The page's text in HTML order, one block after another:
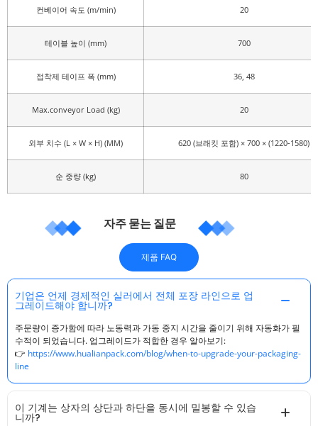
컨베이어 속도 (m/min) 20
테이블 높이 (mm) 700
접착제 테이프 폭 (mm) 36, 48
Max.conveyor Load (kg) 20
외부 치수 (L × W × H) (MM) 620 (브래킷 포함) × 700 × (1220-1580)
순 중량 (kg) 80
자주 묻는 질문
제품 FAQ
기업은 언제 경제적인 실러에서 전체 포장 라인으로 업
그레이드해야 합니까?
주문량이 증가함에 따라 노동력과 가동 중지 시간을 줄이기 위해 자동화가 필
수적이 되었습니다. 업그레이드가 적합한 경우 알아보기:
👉 https://www.hualianpack.com/blog/when-to-upgrade-your-packaging-
line
이 기계는 상자의 상단과 하단을 동시에 밀봉할 수 있습
니까?